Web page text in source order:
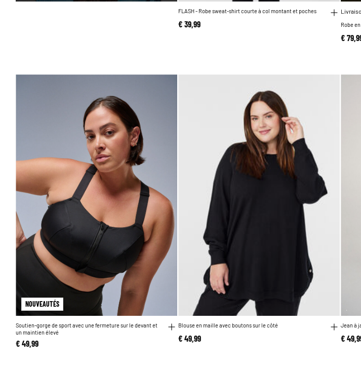
FLASH - Robe sweat-shirt courte à col montant et poches
€ 39,99 Robe
€
NOUVEAUTÉS
Soutien-gorge de sport avec une fermeture sur le devant et
un maintien élevé
€ 49,99
Blouse en maille avec boutons sur le côté
€ 49,99
Jean à
€